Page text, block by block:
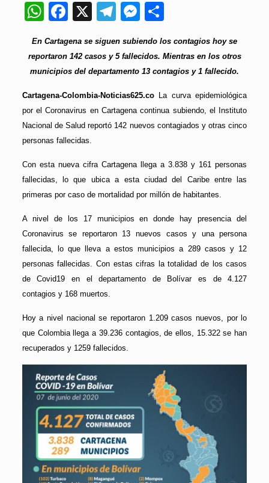
WhatsApp
Facebook
X Telegram
Messenger
En Cartagena se siguen subiendo los contagios hoy se
reportaron 142 casos y 5 fallecidos. Mientras en los otros
municipios del departamento 13 contagios y 1 fallecido.
Cartagena-Colombia-Noticias625.coLa curva epidemiológica
por el Coronavirus en Cartagena continua subiendo, el Instituto
Nacional de Salud reportó 142 nuevos contagiados y otras cinco
personas fallecidas.
Con esta nueva cifra Cartagena llega a 3.838 y 161 personas
fallecidas, lo que ubica a esta ciudad del Caribe entre las
primeras por caso de mortalidad por millón de habitantes.
A nivel de los 17 municipios en donde hay presencia del
Coronavirus se reportaron 13 nuevos casos y una persona
fallecida, lo que lleva a estos municipios a 289 casos y 12
personas fallecidas. Con estas cifras la totalidad de los casos
de Covid19 en el departamento de Bolívar es de 4.127
contagios y 168 muertos.
Hoy a nivel nacional se reportaron 1.209 casos nuevos, por lo
que Colombia llega a 39.236 contagios, de ellos, 15.322 se han
recuperados y 1259 fallecidos.